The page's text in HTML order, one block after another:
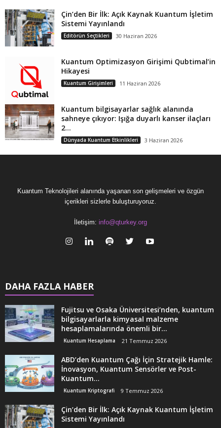
Çin’den Bir İlk: Açık Kaynak Kuantum İşletim
Sistemi Yayınlandı
Editörün Seçtikleri 30 Haziran 2026
Kuantum Optimizasyon Girişimi Qubtimal’in
Hikayesi
Kuantum Girişimleri 11 Haziran 2026
Kuantum bilgisayarlar sağlık alanında
sahneye çıkıyor: Işığa duyarlı kanser ilaçları
2...
Dünyada Kuantum Etkinlikleri 3 Haziran 2026
Kuantum Teknolojileri alanında yaşanan son gelişmeleri ve özgün
içerikleri sizlerle buluşturuyoruz.
İletişim: info@qturkey.org
DAHA FAZLA HABER
Fujitsu ve Osaka Üniversitesi’nden, kuantum
bilgisayarlarla kimyasal malzeme
hesaplamalarında önemli bir...
Kuantum Hesaplama 21 Temmuz 2026
ABD’den Kuantum Çağı İçin Stratejik Hamle:
İnovasyon, Kuantum Sensörler ve Post-
Kuantum...
Kuantum Kriptografi 9 Temmuz 2026
Çin’den Bir İlk: Açık Kaynak Kuantum İşletim
Sistemi Yayınlandı